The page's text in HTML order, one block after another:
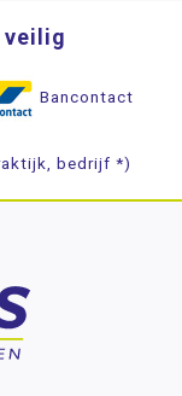
veilig
Bancontact
bedrijf *)